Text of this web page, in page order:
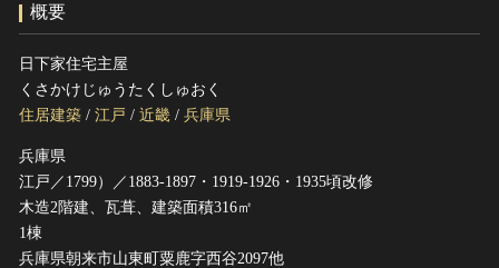
文化遺産データベース
国指定文化財等データベース
概要
日下家住宅主屋
くさかけじゅうたくしゅおく
住居建築 / 江戸 / 近畿 / 兵庫県
兵庫県
江戸／1799）／1883-1897・1919-1926・1935頃改修
木造2階建、瓦葺、建築面積316㎡
1棟
兵庫県朝来市山東町粟鹿字西谷2097他